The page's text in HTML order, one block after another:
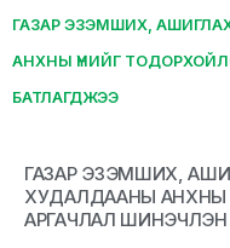
ГАЗАР ЭЗЭМШИХ,
АНХНЫ ҮНИЙГ
БАТЛАГДЖЭЭ
ГАЗАР ЭЗЭМШИХ,
ХУДАЛДААНЫ АНХНЫ
АРГАЧЛАЛ